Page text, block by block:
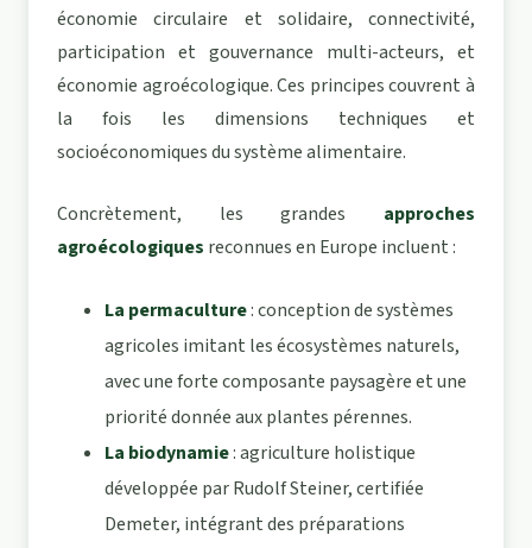
économie circulaire et solidaire, connectivité,
participation et gouvernance multi-acteurs, et
économie agroécologique. Ces principes couvrent à
la fois les dimensions techniques et
socioéconomiques du système alimentaire.
Concrètement, les grandes approches
agroécologiques reconnues en Europe incluent :
La permaculture: conception de systèmes
agricoles imitant les écosystèmes naturels,
avec une forte composante paysagère et une
priorité donnée aux plantes pérennes.
La biodynamie: agriculture holistique
développée par Rudolf Steiner, certifiée
Demeter, intégrant des préparations